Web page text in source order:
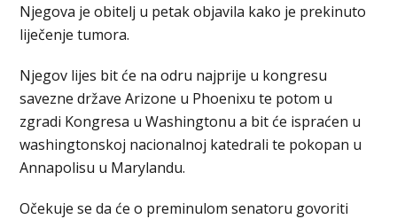
Njegova je obitelj u petak objavila kako je prekinuto
liječenje tumora.
Njegov lijes bit će na odru najprije u kongresu
savezne države Arizone u Phoenixu te potom u
zgradi Kongresa u Washingtonu a bit će ispraćen u
washingtonskoj nacionalnoj katedrali te pokopan u
Annapolisu u Marylandu.
Očekuje se da će o preminulom senatoru govoriti